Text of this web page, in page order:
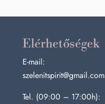
Elérhetőségek
E-mail:
szelenitspirit@gmail.com
Tel. (09:00 – 17:00h):